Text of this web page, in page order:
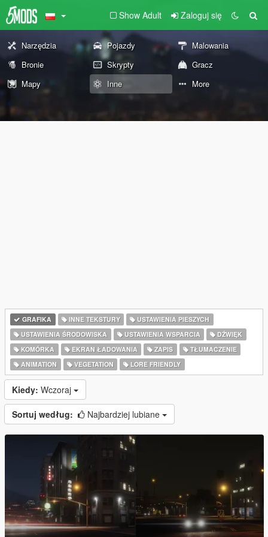
Show Adult Zaloguj się
Narzędzia Pojazdy
Malowania
Bronie
Skrypty
Gracz
Mapy
Inne More
GRAFIKA INNE TEKSTURY
USTAWIENIA PIESZYCH
USTAWIENIA ŚRODOWISKA
USTAWIENIA WSPARCIA
DŹWIĘK
KOMÓRKA
EKRAN ŁADOWANIA ZAPIS
TŁUMACZENIE
ANIMATION
VEGETATION LORE FRIENDLY
Kiedy: Wczoraj
Sortuj według: Najbardziej lubiane